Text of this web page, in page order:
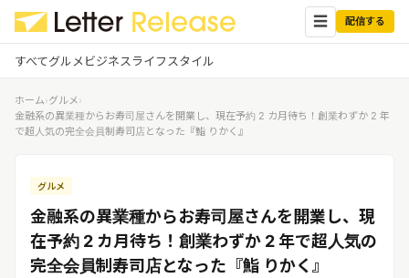
☰ 配信する
すべてグルメビジネスライフスタイル
✕
ビジネス
ログイン ✕
企業ユーザーでログイン
する
受信 レターリリース受信ユーザー
メディアユーザーでログインする
レターリリースを受信（メディア登
ホーム›グルメ›
金融系の異業種からお寿司屋さんを開業し、現在予約 2 カ月待ち！創業わずか 2 年
で超人気の完全会員制寿司店となった『鮨 りかく』
グルメ
金融系の異業種からお寿司屋さんを開業し、現
在予約 2 カ月待ち！創業わずか 2 年で超人気の
完全会員制寿司店となった『鮨 りかく』